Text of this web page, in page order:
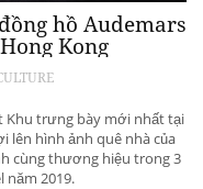
hồ Audemars
Kong
Khu trưng bày mới nhất tại
lên hình ảnh quê nhà của
cùng thương hiệu trong 3
năm 2019.